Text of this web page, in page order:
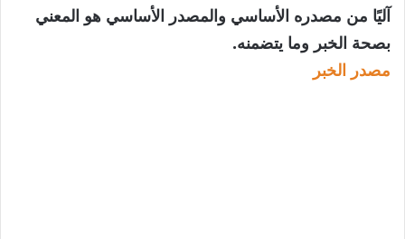
آليًا من مصدره الأساسي والمصدر الأساسي هو المعني
بصحة الخبر وما يتضمنه.
مصدر الخبر